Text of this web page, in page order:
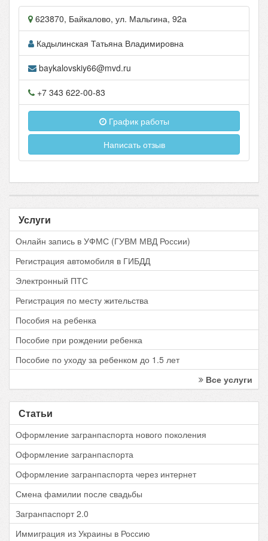
623870, Байкалово, ул. Мальгина, 92а
Кадылинская Татьяна Владимировна
baykalovskiy66@mvd.ru
+7 343 622-00-83
График работы
Написать отзыв
Услуги
Онлайн запись в УФМС (ГУВМ МВД России)
Регистрация автомобиля в ГИБДД
Электронный ПТС
Регистрация по месту жительства
Пособия на ребенка
Пособие при рождении ребенка
Пособие по уходу за ребенком до 1.5 лет
Все услуги
Статьи
Оформление загранпаспорта нового поколения
Оформление загранпаспорта
Оформление загранпаспорта через интернет
Смена фамилии после свадьбы
Загранпаспорт 2.0
Иммиграция из Украины в Россию